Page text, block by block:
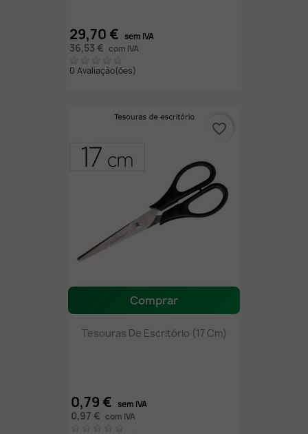
29,70 € sem IVA
36,53 € com IVA
0 Avaliação(ões)
Comprar
Tesouras De Escritório (17 Cm)
0,79 € sem IVA
0,97 € com IVA
favorite_border